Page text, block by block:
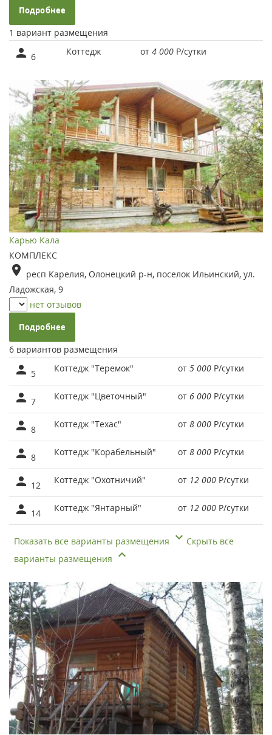
Подробнее
1 вариант размещения
6 Коттедж от 4 000 Р/сутки
Карью Кала
КОМПЛЕКС
респ Карелия, Олонецкий р-н, поселок Ильинский, ул.
Ладожская, 9
нет отзывов
Подробнее
6 вариантов размещения
5 Коттедж "Теремок" от 5 000 Р/сутки
7 Коттедж "Цветочный" от 6 000 Р/сутки
8 Коттедж "Техас" от 8 000 Р/сутки
8 Коттедж "Корабельный" от 8 000 Р/сутки
12 Коттедж "Охотничий" от 12 000 Р/сутки
14 Коттедж "Янтарный" от 12 000 Р/сутки
Показать все варианты размещения
Скрыть все
варианты размещения